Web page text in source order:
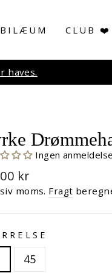
CLUB ❤️
haves.
Ingen
kr
moms. Fragt
45